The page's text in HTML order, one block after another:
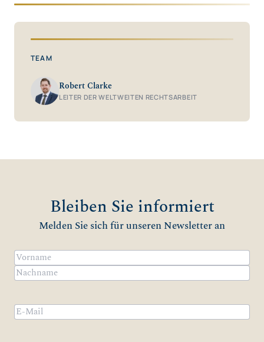
TEAM
Robert Clarke
LEITER DER WELTWEITEN RECHTSARBEIT
Bleiben Sie informiert
Melden Sie sich für unseren Newsletter an
Name(erforderlich)
Vorname